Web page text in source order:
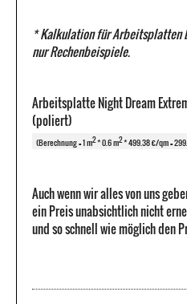
* Kalkulation für Arbeitsplatten
nur Rechenbeispiele.
Arbeitsplatte Night Dream
(poliert)
(Berechnung = 1 m2* 0.6 m2* 499.38 €/qm =
Auch wenn wir alles von uns
ein Preis unabsichtlich nicht
und so schnell wie möglich den